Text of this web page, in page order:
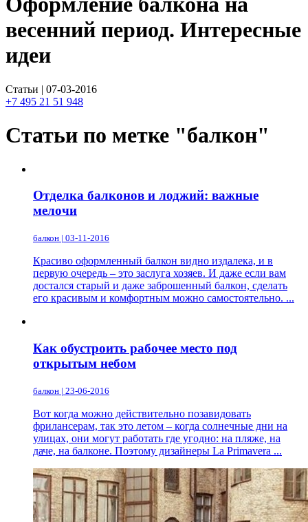
весенний период. Интересные
идеи
Статьи | 07-03-2016
+7 495 21 51 948
Статьи по метке "балкон"
Отделка балконов и лоджий: важные
мелочи
балкон | 03-11-2016
Красиво оформленный балкон видно издалека, и в
первую очередь – это заслуга хозяев. И даже если вам
достался старый и даже заброшенный балкон, сделать
его красивым и комфортным можно самостоятельно. ...
Как обустроить рабочее место под
открытым небом
балкон | 23-06-2016
Вот когда можно действительно позавидовать
фрилансерам, так это летом – когда солнечные дни на
улицах, они могут работать где угодно: на пляже, на
даче, на балконе. Поэтому дизайнеры La Primavera ...